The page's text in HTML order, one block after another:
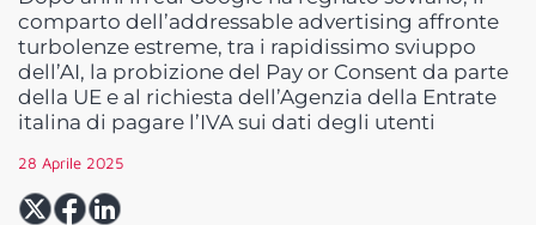
comparto dell’addressable advertising affronte
turbolenze estreme, tra i rapidissimo sviuppo
dell’AI, la probizione del Pay or Consent da parte
della UE e al richiesta dell’Agenzia della Entrate
italina di pagare l’IVA sui dati degli utenti
28 Aprile 2025